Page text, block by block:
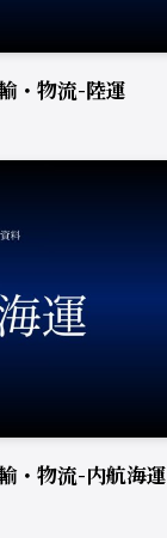
・物流-陸運
・物流-内航海運